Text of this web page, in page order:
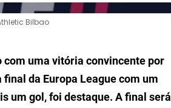
Bilbao
uma vitória convincente por
da Europa League com um
um gol, foi destaque. A final será